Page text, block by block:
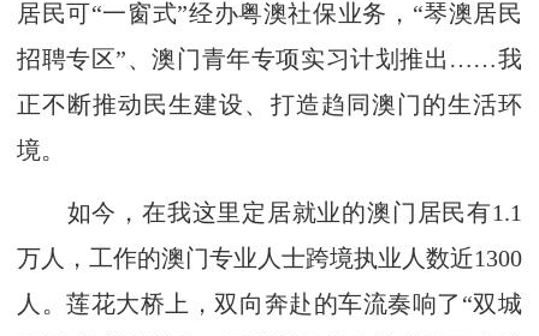
居民可“一窗式”经办粤澳社保业务，“琴澳居民
招聘专区”、澳门青年专项实习计划推出……我
正不断推动民生建设、打造趋同澳门的生活环
境。
如今，在我这里定居就业的澳门居民有1.1
万人，工作的澳门专业人士跨境执业人数近1300
人。莲花大桥上，双向奔赴的车流奏响了“双城